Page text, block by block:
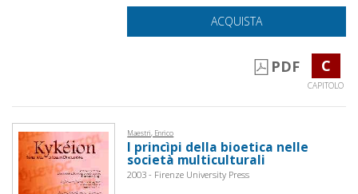
ACQUISTA
PDF C
CAPITOLO
Maestri, Enrico
I princìpi della bioetica nelle
società multiculturali
2003 - Firenze University Press